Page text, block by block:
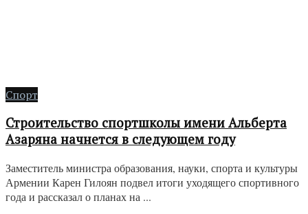
Спорт
Строительство спортшколы имени Альберта
Азаряна начнется в следующем году
Заместитель министра образования, науки, спорта и культуры
Армении Карен Гилоян подвел итоги уходящего спортивного
года и рассказал о планах на ...